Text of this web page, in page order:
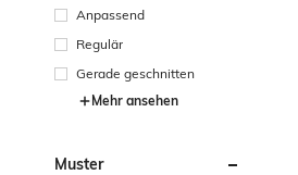
Anpassend
Regulär
Gerade geschnitten
Mehr ansehen
Muster